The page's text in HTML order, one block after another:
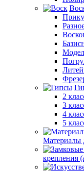
2
3
4
5
Материалы
крепления